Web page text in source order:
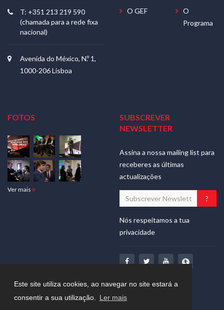
Este site utiliza cookies, ao navegar no site estará a
consentir a sua utilização.
Ler mais
T: +351 213 219 590
(chamada para a rede fixa
nacional)
Avenida do México, N.º 1,
1000-206 Lisboa
O GEF
O
Programa
FOTOS
Ver mais
SUBSCREVER
NEWSLETTER
Assina a nossa mailing list para
receberes as últimas
actualizações
Nós respeitamos a tua
privacidade